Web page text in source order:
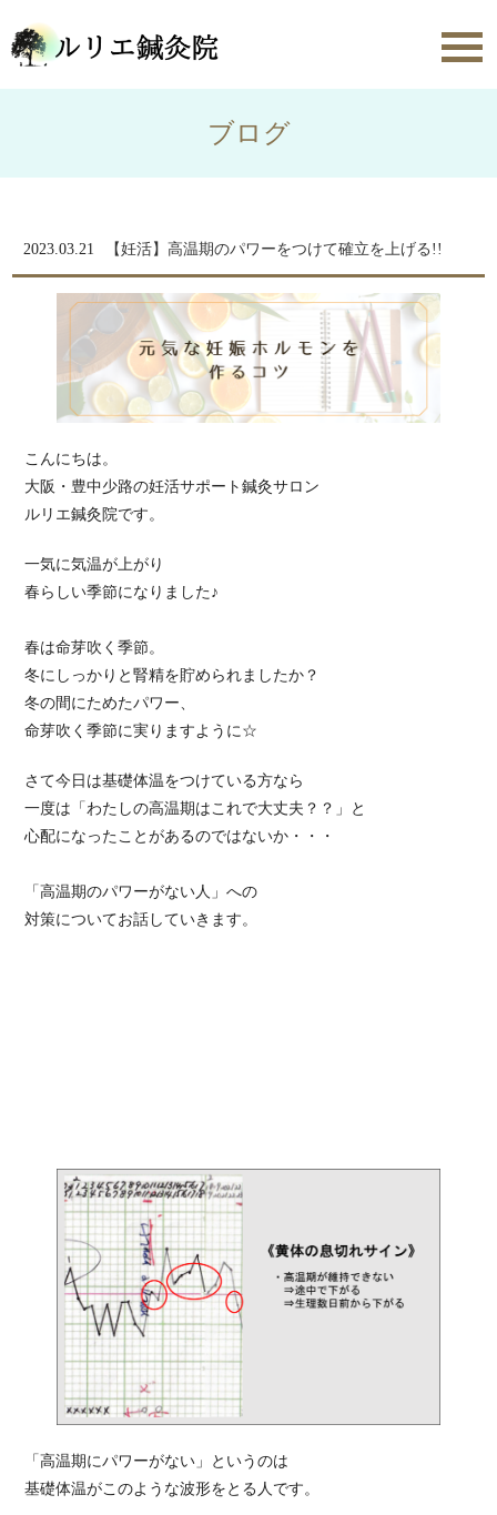
ブログ
2023.03.21 【妊活】高温期のパワーをつけて確立を上げる!!
こんにちは。
大阪・豊中少路の妊活サポート鍼灸サロン
ルリエ鍼灸院です。
一気に気温が上がり
春らしい季節になりました♪
春は命芽吹く季節。
冬にしっかりと腎精を貯められましたか？
冬の間にためたパワー、
命芽吹く季節に実りますように☆
さて今日は基礎体温をつけている方なら
一度は「わたしの高温期はこれで大丈夫？？」と
心配になったことがあるのではないか・・・
「高温期のパワーがない人」への
対策についてお話していきます。
「高温期にパワーがない」というのは
基礎体温がこのような波形をとる人です。